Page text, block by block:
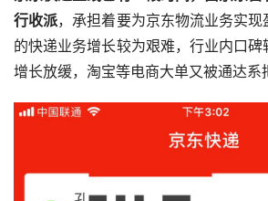
行收派，承担着要为京东物流业务实
的快递业务增长较为艰难，行业内口
增长放缓，淘宝等电商大单又被通达系